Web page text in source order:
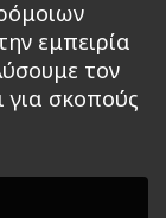
Βάρδος
εμπειρία
τον
για σκοπούς